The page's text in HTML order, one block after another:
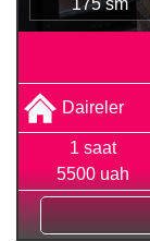
Daireler
1 saat
5500 uah